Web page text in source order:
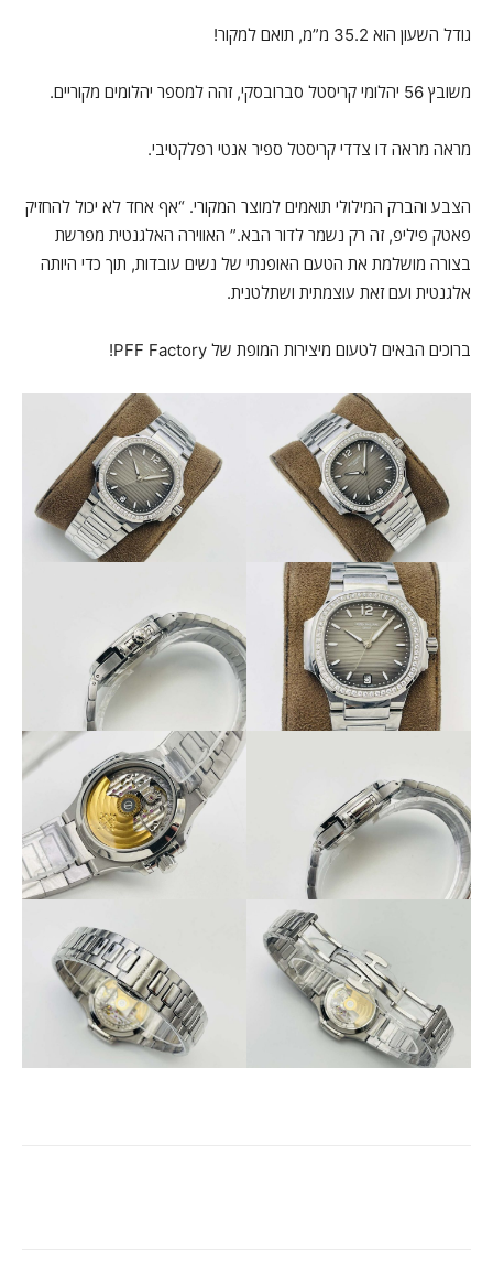
גודל השעון הוא 35.2 מ”מ, תואם למקור!
משובץ 56 יהלומי קריסטל סברובסקי, זהה למספר יהלומים מקוריים.
מראה מראה דו צדדי קריסטל ספיר אנטי רפלקטיבי.
הצבע והברק המילולי תואמים למוצר המקורי. “אף אחד לא יכול להחזיק
פאטק פיליפ, זה רק נשמר לדור הבא.” האווירה האלגנטית מפרשת
בצורה מושלמת את הטעם האופנתי של נשים עובדות, תוך כדי היותה
אלגנטית ועם זאת עוצמתית ושתלטנית.
ברוכים הבאים לטעום מיצירות המופת של PFF Factory!